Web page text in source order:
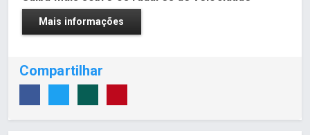
Mais informações
Compartilhar